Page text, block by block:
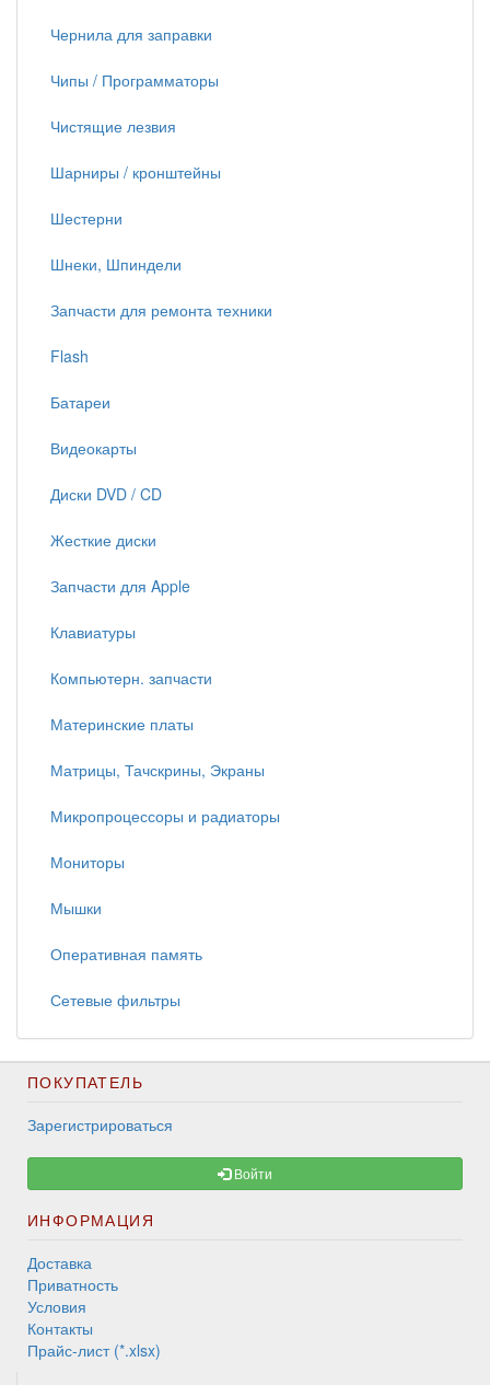
Чернила для заправки
Чипы / Программаторы
Чистящие лезвия
Шарниры / кронштейны
Шестерни
Шнеки, Шпиндели
Запчасти для ремонта техники
Flash
Батареи
Видеокарты
Диски DVD / CD
Жесткие диски
Запчасти для Apple
Клавиатуры
Компьютерн. запчасти
Материнские платы
Матрицы, Тачскрины, Экраны
Микропроцессоры и радиаторы
Мониторы
Мышки
Оперативная память
Сетевые фильтры
ПОКУПАТЕЛЬ
Зарегистрироваться
Войти
ИНФОРМАЦИЯ
Доставка
Приватность
Условия
Контакты
Прайс-лист (*.xlsx)